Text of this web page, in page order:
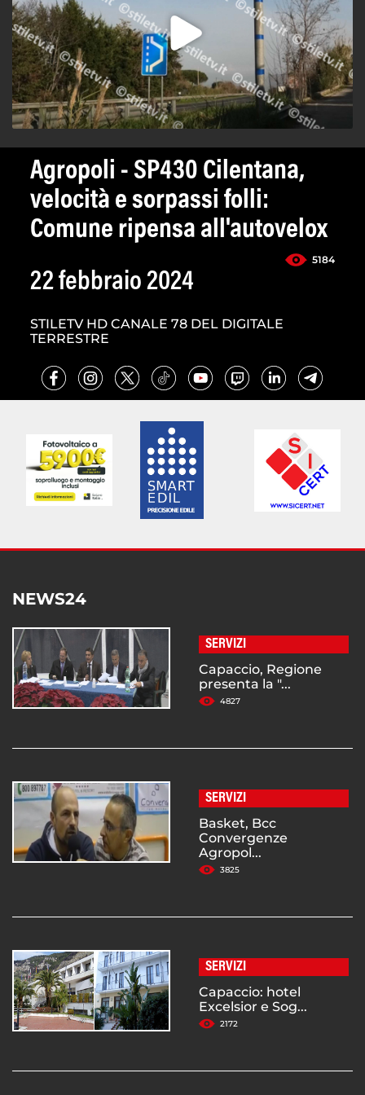
Agropoli - SP430 Cilentana,
velocità e sorpassi folli:
Comune ripensa all'autovelox
5184
22 febbraio 2024
STILETV HD CANALE 78 DEL DIGITALE
TERRESTRE
NEWS24
SERVIZI
Capaccio, Regione
presenta la "...
4827
SERVIZI
Basket, Bcc
Convergenze
Agropol...
3825
SERVIZI
Capaccio: hotel
Excelsior e Sog...
2172